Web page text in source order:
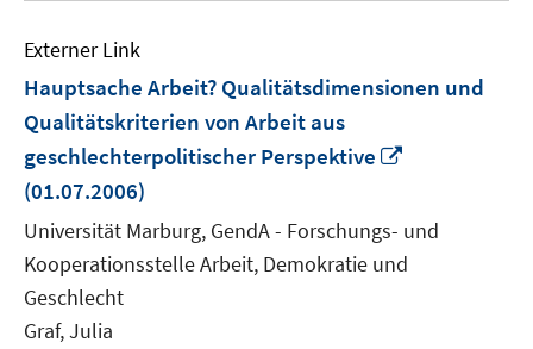
Externer Link
Hauptsache Arbeit? Qualitätsdimensionen und
Qualitätskriterien von Arbeit aus
geschlechterpolitischer Perspektive
öffnen
(01.07.2006)
Universität Marburg, GendA - Forschungs- und
Kooperationsstelle Arbeit, Demokratie und
Geschlecht
Graf, Julia